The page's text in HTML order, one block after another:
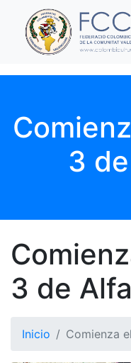
3
3 de
Inicio Comienza